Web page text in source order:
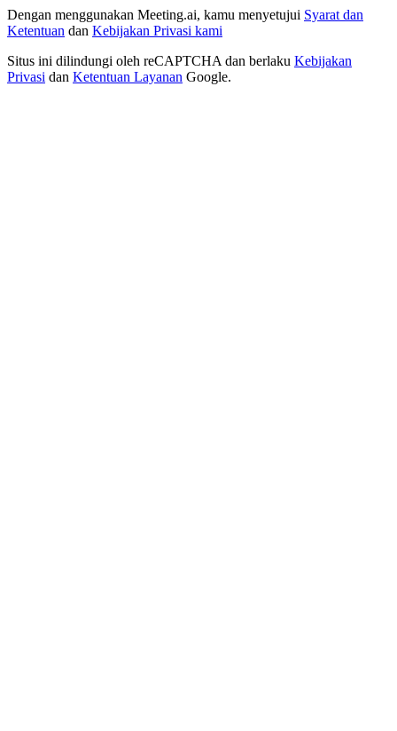
Dengan menggunakan Meeting.ai, kamu menyetujui Syarat dan
Ketentuan dan Kebijakan Privasi kami
Situs ini dilindungi oleh reCAPTCHA dan berlaku Kebijakan
Privasi dan Ketentuan Layanan Google.